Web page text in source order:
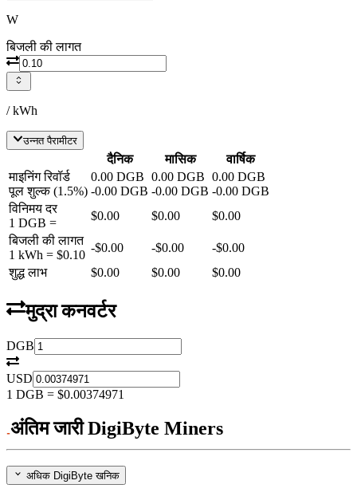
W
बिजली की लागत
/ kWh
उन्नत पैरामीटर
दैनिक मासिक
वार्षिक
माइनिंग रिवॉर्ड
पूल शुल्क(1.5%)
0.00 DGB
-0.00 DGB
0.00 DGB
-0.00 DGB
0.00 DGB
-0.00 DGB
विनिमय दर
1 DGB =
$0.00 $0.00
$0.00
बिजली की लागत
1 kWh = $0.10
-$0.00 -$0.00 -$0.00
शुद्ध लाभ
$0.00 $0.00 $0.00
मुद्रा कनवर्टर
DGB
USD
1 DGB = $0.00374971
अंतिम जारी DigiByte Miners
अधिक DigiByte खनिक